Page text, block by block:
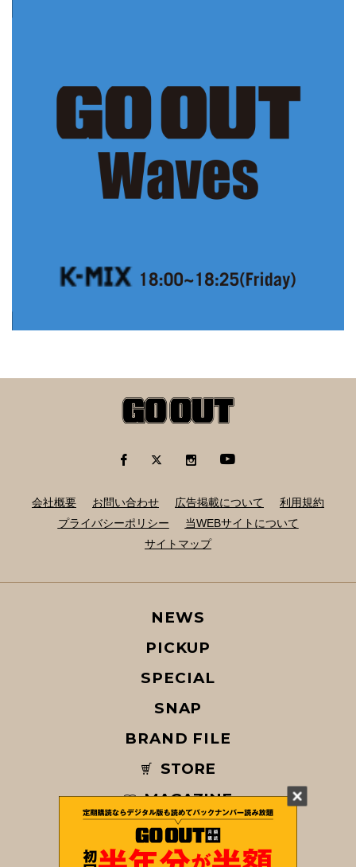
会社概要 お問い合わせ 広告掲載について
利用規約
プライバシーポリシー
当WEBサイトについて
サイトマップ
NEWS
PICKUP
SPECIAL
SNAP
BRAND FILE
STORE
MAGAZINE